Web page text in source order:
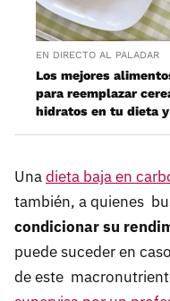
EN DIRECTO AL PALADAR
Los mejores
para reemplazar
hidratos en tu dieta
Unadieta baja en
también, a quienes
condicionar su
puede suceder en
de este